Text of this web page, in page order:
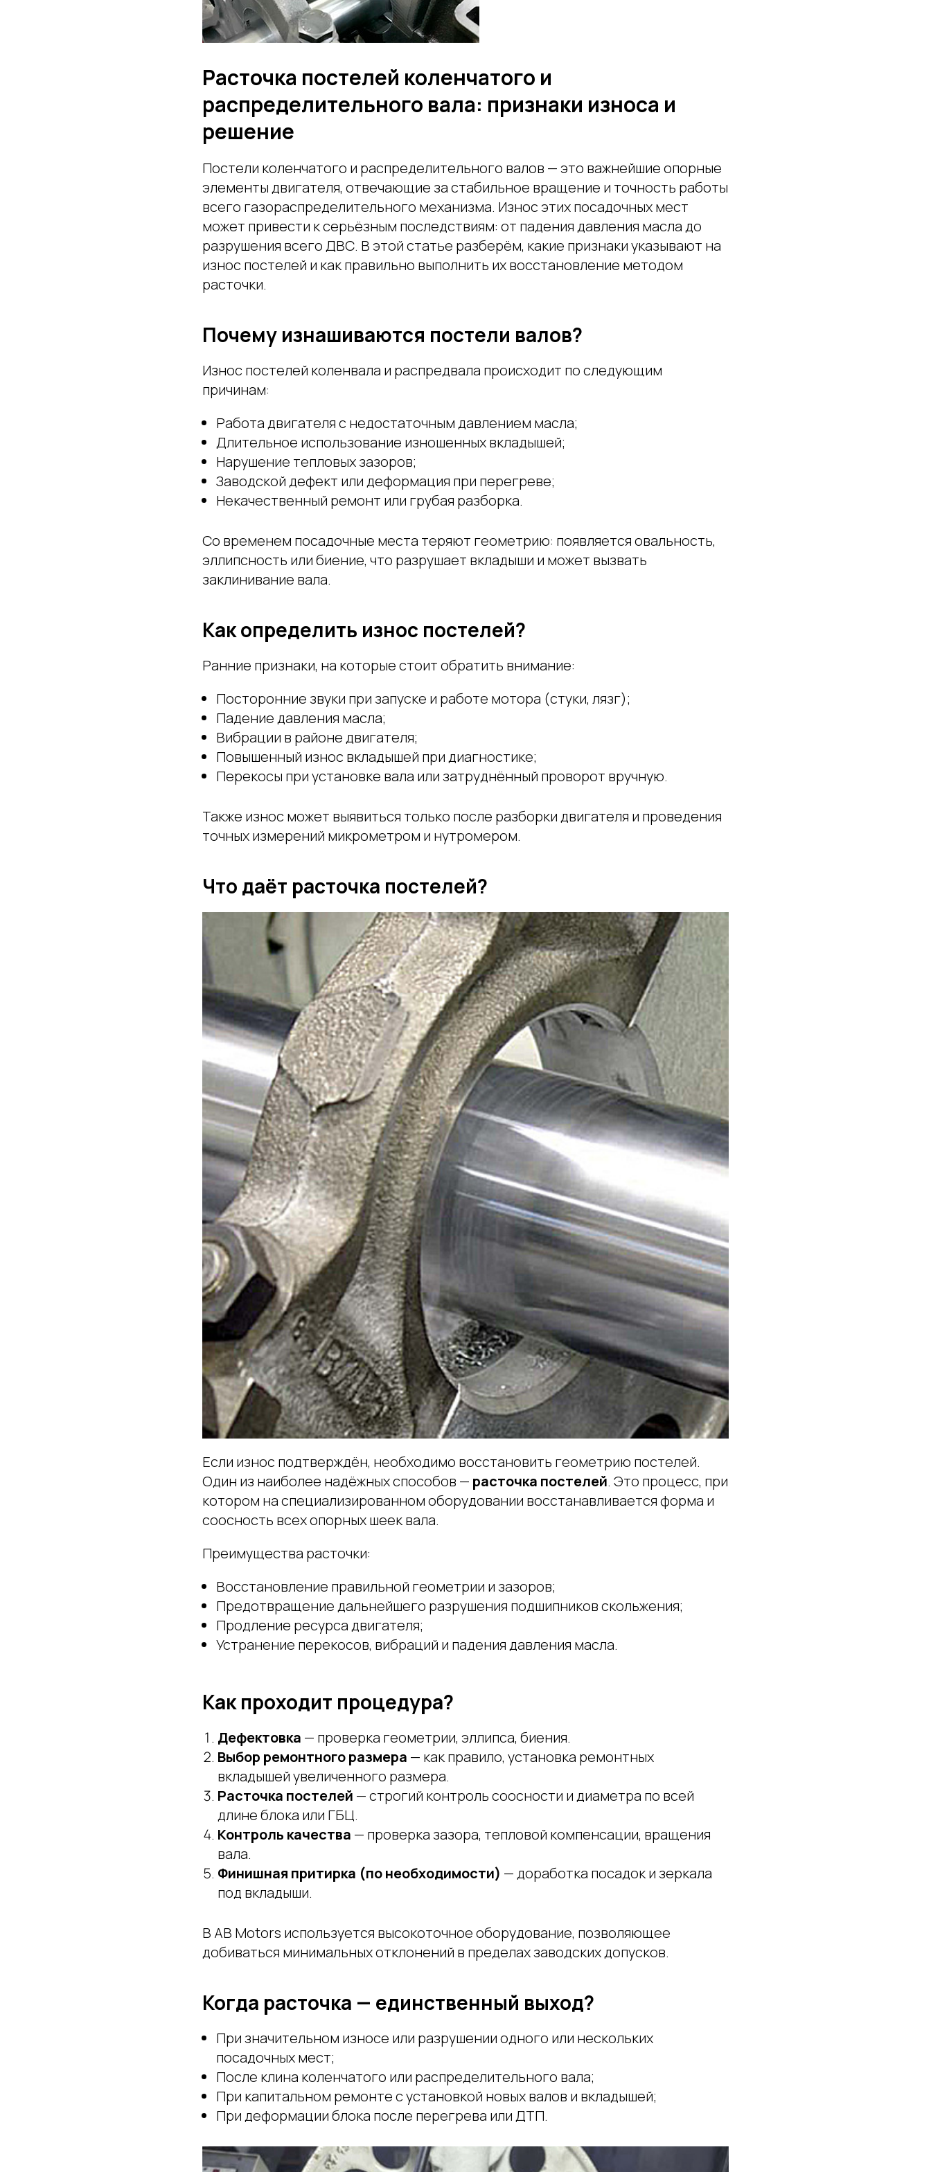
Расточка постелей коленчатого и
распределительного вала: признаки износа и
решение
Постели коленчатого и распределительного валов — это важнейшие опорные
элементы двигателя, отвечающие за стабильное вращение и точность работы
всего газораспределительного механизма. Износ этих посадочных мест
может привести к серьёзным последствиям: от падения давления масла до
разрушения всего ДВС. В этой статье разберём, какие признаки указывают на
износ постелей и как правильно выполнить их восстановление методом
расточки.
Почему изнашиваются постели валов?
Износ постелей коленвала и распредвала происходит по следующим
причинам:
Работа двигателя с недостаточным давлением масла;
Длительное использование изношенных вкладышей;
Нарушение тепловых зазоров;
Заводской дефект или деформация при перегреве;
Некачественный ремонт или грубая разборка.
Со временем посадочные места теряют геометрию: появляется овальность,
эллипсность или биение, что разрушает вкладыши и может вызвать
заклинивание вала.
Как определить износ постелей?
Ранние признаки, на которые стоит обратить внимание:
Посторонние звуки при запуске и работе мотора (стуки, лязг);
Падение давления масла;
Вибрации в районе двигателя;
Повышенный износ вкладышей при диагностике;
Перекосы при установке вала или затруднённый проворот вручную.
Также износ может выявиться только после разборки двигателя и проведения
точных измерений микрометром и нутромером.
Что даёт расточка постелей?
Если износ подтверждён, необходимо восстановить геометрию постелей.
Один из наиболее надёжных способов — расточка постелей. Это процесс, при
котором на специализированном оборудовании восстанавливается форма и
соосность всех опорных шеек вала.
Преимущества расточки:
Восстановление правильной геометрии и зазоров;
Предотвращение дальнейшего разрушения подшипников скольжения;
Продление ресурса двигателя;
Устранение перекосов, вибраций и падения давления масла.
Как проходит процедура?
Дефектовка — проверка геометрии, эллипса, биения.
Выбор ремонтного размера — как правило, установка ремонтных
вкладышей увеличенного размера.
Расточка постелей — строгий контроль соосности и диаметра по всей
длине блока или ГБЦ.
Контроль качества — проверка зазора, тепловой компенсации, вращения
вала.
Финишная притирка (по необходимости) — доработка посадок и зеркала
под вкладыши.
В AB Motors используется высокоточное оборудование, позволяющее
добиваться минимальных отклонений в пределах заводских допусков.
Когда расточка — единственный выход?
При значительном износе или разрушении одного или нескольких
посадочных мест;
После клина коленчатого или распределительного вала;
При капитальном ремонте с установкой новых валов и вкладышей;
При деформации блока после перегрева или ДТП.